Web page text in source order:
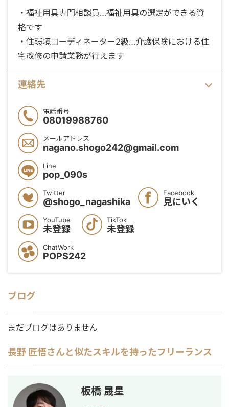
・福祉用具専門相談員…福祉用具の選定ができる資
格です
・住環境コーディネーター2級…介護保険における住
宅改修の申請業務が行えます
連絡先
電話番号
08019988760
メールアドレス
nagano.shogo242@gmail.com
Line
pop_090s
Twitter
@shogo_nagashika
Facebook
見にいく
YouTube
未登録
TikTok
未登録
ChatWork
POPS242
ブログ
まだブログはありません
長野 匠悟さんと似たスキルを持ったフリーランス
板橋 晟星